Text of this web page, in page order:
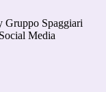
Gruppo Spaggiari
Media